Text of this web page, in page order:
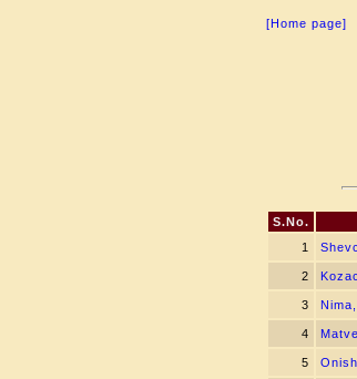
[Home page]
S.No.
1
2
3
4
5